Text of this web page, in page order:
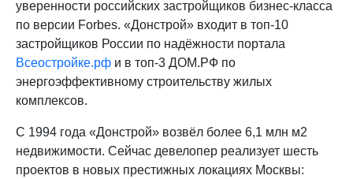
уверенности российских застройщиков бизнес-класса
по версии Forbes. «Донстрой» входит в топ-10
застройщиков России по надёжности портала
Всеостройке.рф и в топ-3 ДОМ.РФ по
энергоэффективному строительству жилых
комплексов.
С 1994 года «Донстрой» возвёл более 6,1 млн м2
недвижимости. Сейчас девелопер реализует шесть
проектов в новых престижных локациях Москвы: